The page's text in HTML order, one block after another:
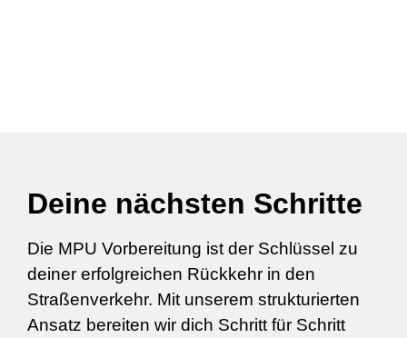
Deine nächsten Schritte
Die MPU Vorbereitung ist der Schlüssel zu
deiner erfolgreichen Rückkehr in den
Straßenverkehr. Mit unserem strukturierten
Ansatz bereiten wir dich Schritt für Schritt